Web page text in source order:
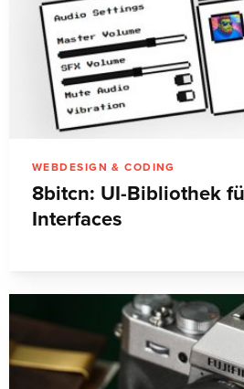
WEBDESIGN & CODING
8bitcn: UI-Bibliothek
Interfaces